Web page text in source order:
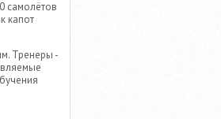
самолётов
капот
Тренеры -